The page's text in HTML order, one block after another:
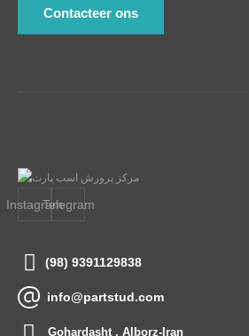
Contacteer ons
InstagramTelegram
(98) 9391129838
info@partstud.com
Gohardasht , Alborz-Iran